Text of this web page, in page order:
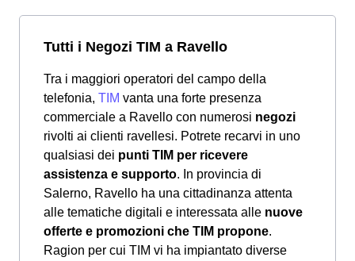
Tutti i Negozi TIM a Ravello
Tra i maggiori operatori del campo della
telefonia, TIM vanta una forte presenza
commerciale a Ravello con numerosi negozi
rivolti ai clienti ravellesi. Potrete recarvi in uno
qualsiasi dei punti TIM per ricevere
assistenza e supporto. In provincia di
Salerno, Ravello ha una cittadinanza attenta
alle tematiche digitali e interessata alle nuove
offerte e promozioni che TIM propone.
Ragion per cui TIM vi ha impiantato diverse